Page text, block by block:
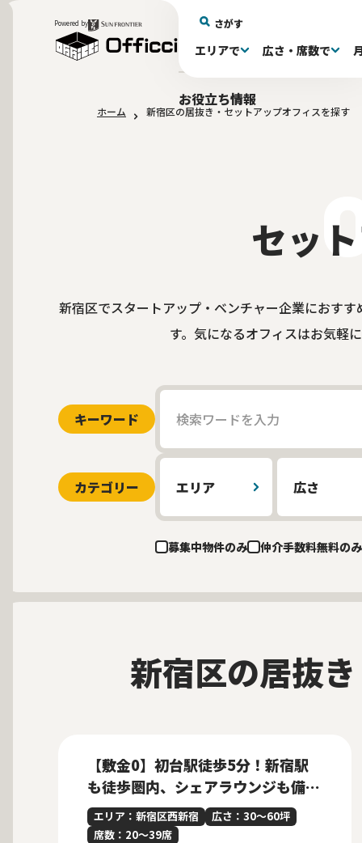
Powered by さがす
エリアで 広さ・席数で
お役立ち情報
ホーム 新宿区の居抜き・セットアップオフィスを探す
セッ
新宿区でスタートアップ・ベンチャー企業におす
す。気になるオフィスはお気軽
キーワード
カテゴリー エリア 広さ
募集中物件のみ 仲介手数料無料のみ
新宿区の居抜
【敷金0】初台駅徒歩5分！新宿駅
も徒歩圏内、シェアラウンジも備え
た30名規模フルセットアップオフ
ィス
エリア：新宿区西新宿
広さ：30〜60坪
席数：20〜39席